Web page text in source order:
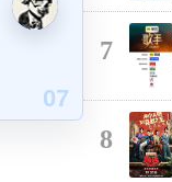
07
7
8